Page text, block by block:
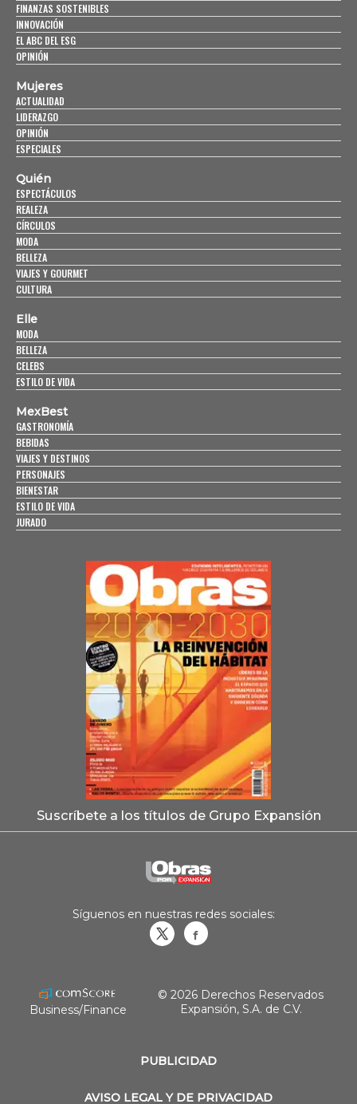
FINANZAS SOSTENIBLES
INNOVACIÓN
EL ABC DEL ESG
OPINIÓN
Mujeres
ACTUALIDAD
LIDERAZGO
OPINIÓN
ESPECIALES
Quién
ESPECTÁCULOS
REALEZA
CÍRCULOS
MODA
BELLEZA
VIAJES Y GOURMET
CULTURA
Elle
MODA
BELLEZA
CELEBS
ESTILO DE VIDA
MexBest
GASTRONOMÍA
BEBIDAS
VIAJES Y DESTINOS
PERSONAJES
BIENESTAR
ESTILO DE VIDA
JURADO
Suscríbete a los títulos de Grupo Expansión
PUBLICIDAD
AVISO LEGAL Y DE PRIVACIDAD
Síguenos en nuestras redes sociales:
Business/Finance
© 2026 Derechos Reservados
Expansión, S.A. de C.V.